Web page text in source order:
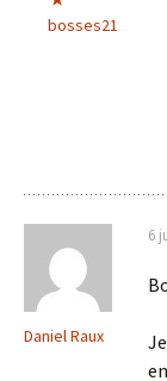
bosses21
Daniel Raux
6